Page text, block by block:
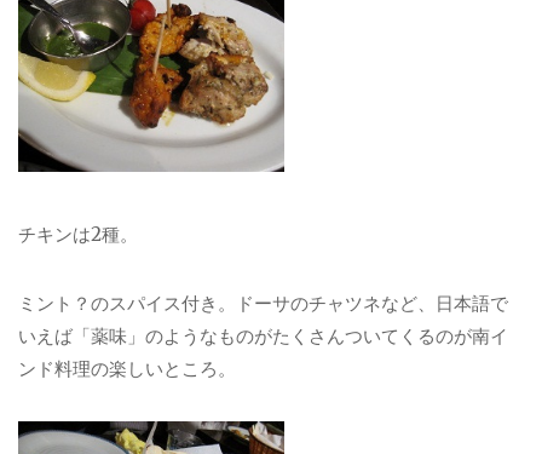
チキンは2種。
ミント？のスパイス付き。ドーサのチャツネなど、日本語で
いえば「薬味」のようなものがたくさんついてくるのが南イ
ンド料理の楽しいところ。